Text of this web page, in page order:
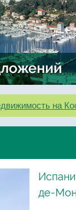
на
де-